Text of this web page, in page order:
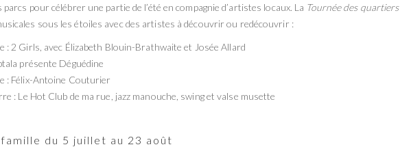
pour célébrer une partie de l’été en compagnie d’artistes locaux. La Tournée des quartiers
sous les étoiles avec des artistes à découvrir ou redécouvrir :
: 2 Girls, avec Élizabeth Blouin-Brathwaite et Josée Allard
présente Déguédine
: Félix-Antoine Couturier
: Le Hot Club de ma rue, jazz manouche, swing et valse musette
du 5 juillet au 23 août